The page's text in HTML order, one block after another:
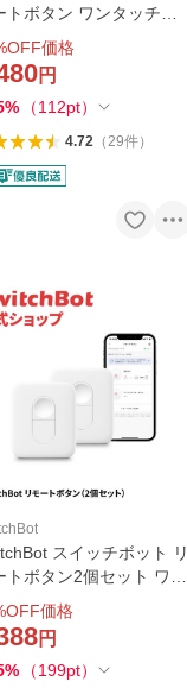
トボタン ワンタッチでS
複数デバイスに対応
ートホーム 置き場所自
隔操作 物理ボタンRem
価格
円
% （112pt）
4.72（29件）
スイッチボット リ
トボタン2個セット ワン
チでSwitchBot複数デバ
に対応 スマートホーム
場所自由 遠隔操作 物理
ンRemote
価格
円
% （199pt）